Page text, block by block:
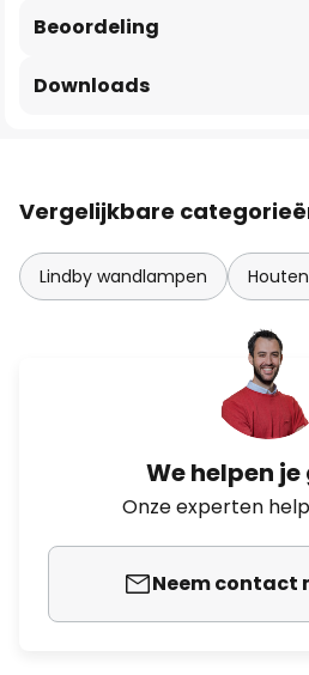
Beoordeling
Downloads
Vergelijkbare
Lindby wandlampen
We helpen
Onze experten
Neem contact